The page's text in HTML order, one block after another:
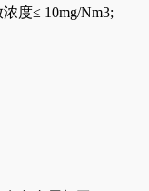
度≤ 10mg/Nm3;